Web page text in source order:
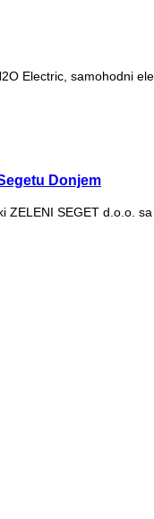
Electric, samohodni
Donjem
SEGET d.o.o. sa